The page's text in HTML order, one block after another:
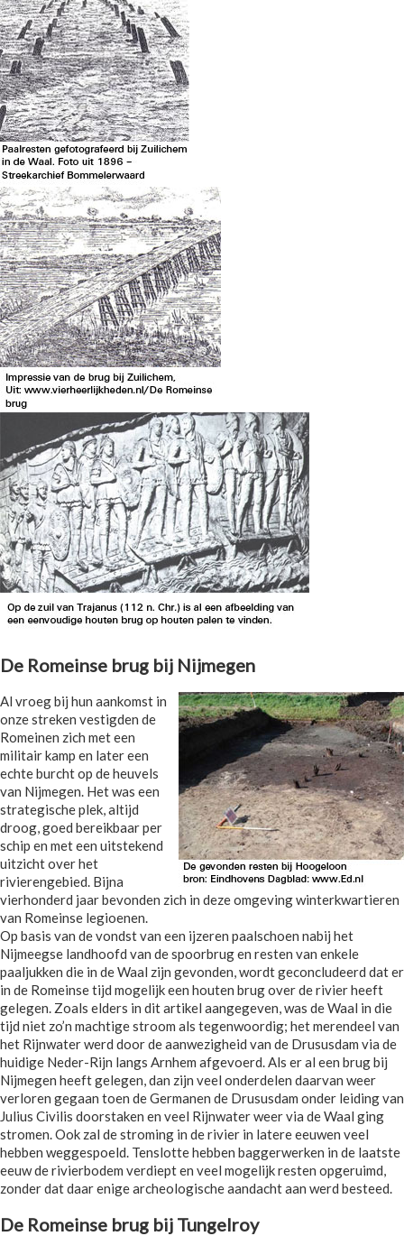
De Romeinse brug bij Nijmegen
Al vroeg bij hun aankomst in
onze streken vestigden de
Romeinen zich met een
militair kamp en later een
echte burcht op de heuvels
van Nijmegen. Het was een
strategische plek, altijd
droog, goed bereikbaar per
schip en met een uitstekend
uitzicht over het
rivierengebied. Bijna
vierhonderd jaar bevonden zich in deze omgeving winterkwartieren
van Romeinse legioenen.
Op basis van de vondst van een ijzeren paalschoen nabij het
Nijmeegse landhoofd van de spoorbrug en resten van enkele
paaljukken die in de Waal zijn gevonden, wordt geconcludeerd dat er
in de Romeinse tijd mogelijk een houten brug over de rivier heeft
gelegen. Zoals elders in dit artikel aangegeven, was de Waal in die
tijd niet zo’n machtige stroom als tegenwoordig; het merendeel van
het Rijnwater werd door de aanwezigheid van de Drususdam via de
huidige Neder-Rijn langs Arnhem afgevoerd. Als er al een brug bij
Nijmegen heeft gelegen, dan zijn veel onderdelen daarvan weer
verloren gegaan toen de Germanen de Drususdam onder leiding van
Julius Civilis doorstaken en veel Rijnwater weer via de Waal ging
stromen. Ook zal de stroming in de rivier in latere eeuwen veel
hebben weggespoeld. Tenslotte hebben baggerwerken in de laatste
eeuw de rivierbodem verdiept en veel mogelijk resten opgeruimd,
zonder dat daar enige archeologische aandacht aan werd besteed.
De Romeinse brug bij Tungelroy